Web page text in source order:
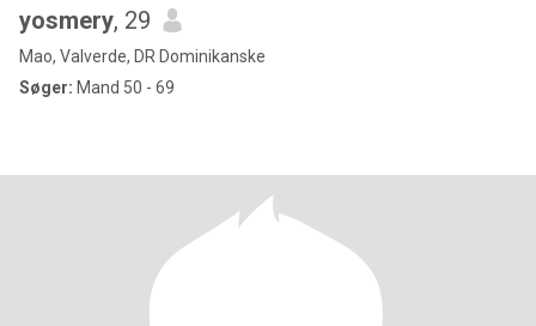
yosmery, 29
Mao, Valverde, DR Dominikanske
Søger: Mand 50 - 69